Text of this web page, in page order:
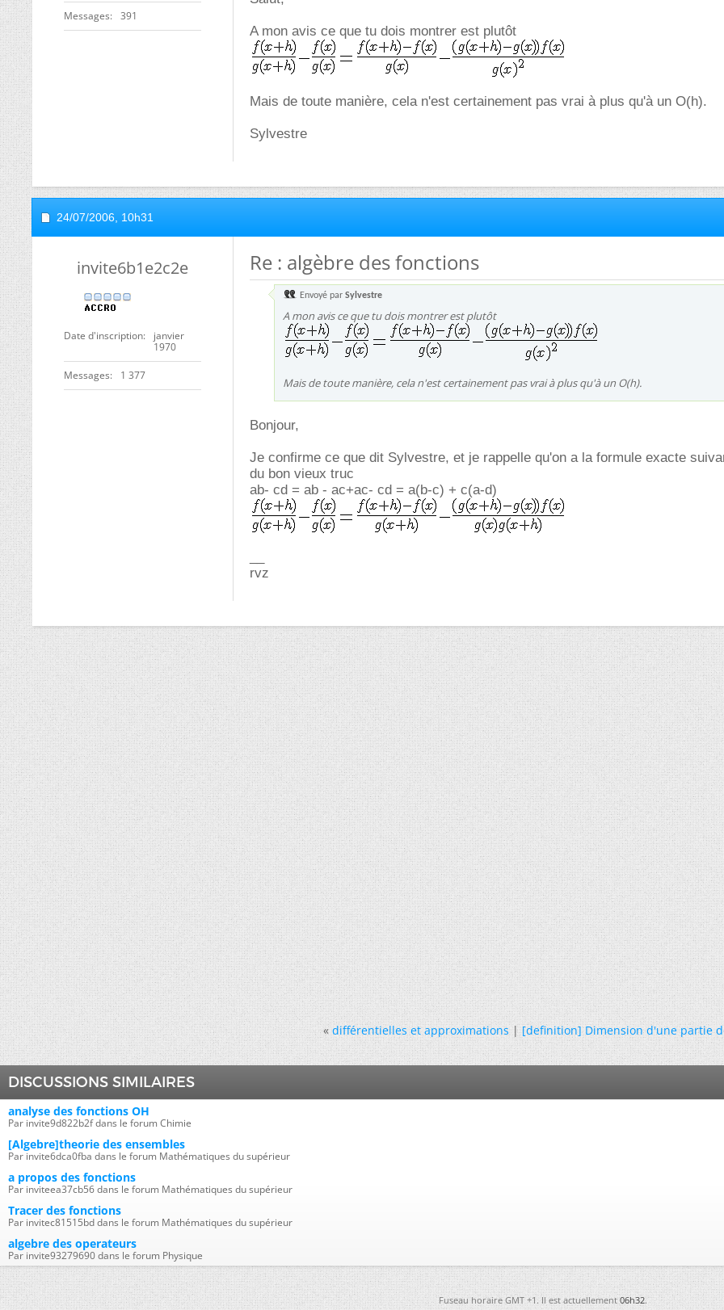
Messages 391
A mon avis ce que tu dois montrer est plutôt
Mais de toute manière, cela n'est certainement pas vrai à plus qu'à un O(h).
Sylvestre
24/07/2006, 10h31
invite6b1e2c2e
Date d'inscription
janvier
1970
Messages 1 377
Re : algèbre des fonctions
Envoyé par Sylvestre
A mon avis ce que tu dois montrer est plutôt
Mais de toute manière, cela n'est certainement pas vrai à plus qu'à un O(h).
Bonjour,
Je confirme ce que dit Sylvestre, et je rappelle qu'on a la formule exacte
du bon vieux truc
ab- cd = ab - ac+ac- cd = a(b-c) + c(a-d)
rvz
« différentielles et approximations|[definition] Dimension d'une partie
DISCUSSIONS SIMILAIRES
analyse des fonctions OH
Par invite9d822b2f dans le forum Chimie
[Algebre]theorie des ensembles
Par invite6dca0fba dans le forum Mathématiques du supérieur
a propos des fonctions
Par inviteea37cb56 dans le forum Mathématiques du supérieur
Tracer des fonctions
Par invitec81515bd dans le forum Mathématiques du supérieur
algebre des operateurs
Par invite93279690 dans le forum Physique
Fuseau horaire GMT +1. Il est actuellement06h32.